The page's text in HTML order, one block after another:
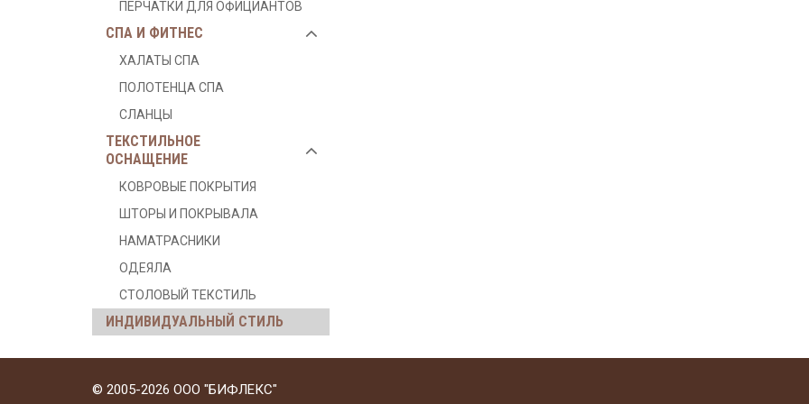
ПЕРЧАТКИ ДЛЯ ОФИЦИАНТОВ
СПА И ФИТНЕС
ХАЛАТЫ СПА
ПОЛОТЕНЦА СПА
СЛАНЦЫ
ТЕКСТИЛЬНОЕ
ОСНАЩЕНИЕ
КОВРОВЫЕ ПОКРЫТИЯ
ШТОРЫ И ПОКРЫВАЛА
НАМАТРАСНИКИ
ОДЕЯЛА
СТОЛОВЫЙ ТЕКСТИЛЬ
ИНДИВИДУАЛЬНЫЙ СТИЛЬ
© 2005-2026 ООО "БИФЛЕКС"